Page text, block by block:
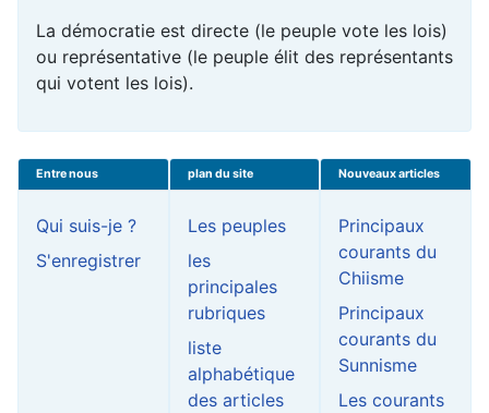
La démocratie est directe (le peuple vote les lois)
ou représentative (le peuple élit des représentants
qui votent les lois).
Entre nous
Qui suis-je ?
S'enregistrer
plan du site
Les peuples
les
principales
rubriques
liste
alphabétique
des articles
Nouveaux articles
Principaux
courants du
Chiisme
Principaux
courants du
Sunnisme
Les courants